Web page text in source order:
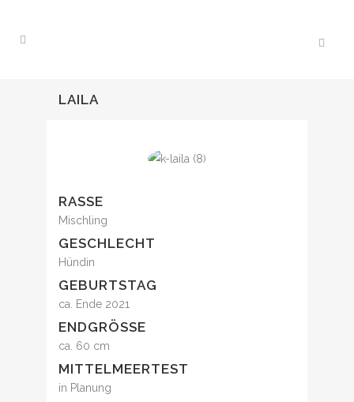
LAILA
RASSE
Mischling
GESCHLECHT
Hündin
GEBURTSTAG
ca. Ende 2021
ENDGRÖSSE
ca. 60 cm
MITTELMEERTEST
in Planung